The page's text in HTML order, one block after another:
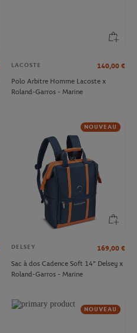
LACOSTE 140,00 €
Polo Arbitre Homme Lacoste x
Roland-Garros - Marine
NOUVEAU
DELSEY 169,00 €
Sac à dos Cadence Soft 14" Delsey x
Roland-Garros - Marine
NOUVEAU